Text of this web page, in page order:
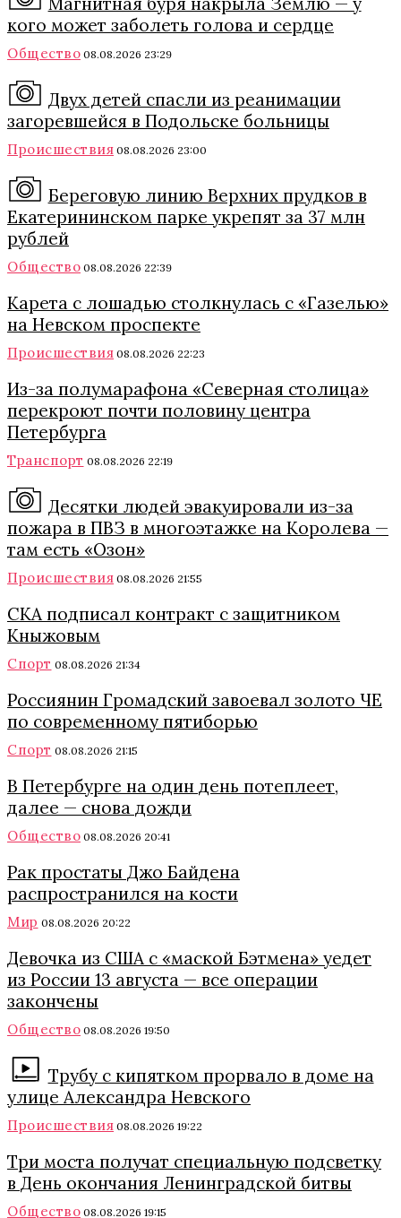
кого может заболеть голова и сердце
Общество 08.08.2026 23:29
Двух детей спасли из реанимации
загоревшейся в Подольске больницы
Происшествия 08.08.2026 23:00
Береговую линию Верхних прудков в
Екатерининском парке укрепят за 37 млн
рублей
Общество 08.08.2026 22:39
Карета с лошадью столкнулась с «Газелью»
на Невском проспекте
Происшествия 08.08.2026 22:23
Из-за полумарафона «Северная столица»
перекроют почти половину центра
Петербурга
Транспорт 08.08.2026 22:19
Десятки людей эвакуировали из-за
пожара в ПВЗ в многоэтажке на Королева —
там есть «Озон»
Происшествия 08.08.2026 21:55
СКА подписал контракт с защитником
Кныжовым
Спорт 08.08.2026 21:34
Россиянин Громадский завоевал золото ЧЕ
по современному пятиборью
Спорт 08.08.2026 21:15
В Петербурге на один день потеплеет,
далее — снова дожди
Общество 08.08.2026 20:41
Рак простаты Джо Байдена
распространился на кости
Мир 08.08.2026 20:22
Девочка из США с «маской Бэтмена» уедет
из России 13 августа — все операции
закончены
Общество 08.08.2026 19:50
Трубу с кипятком прорвало в доме на
улице Александра Невского
Происшествия 08.08.2026 19:22
Три моста получат специальную подсветку
в День окончания Ленинградской битвы
Общество 08.08.2026 19:15